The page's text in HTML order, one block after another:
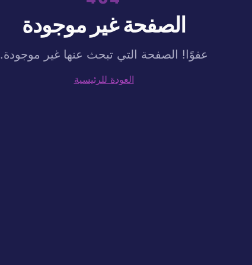
الصفحة غير موجودة
عفوًا! الصفحة التي تبحث عنها غير موجودة.
العودة للرئيسية